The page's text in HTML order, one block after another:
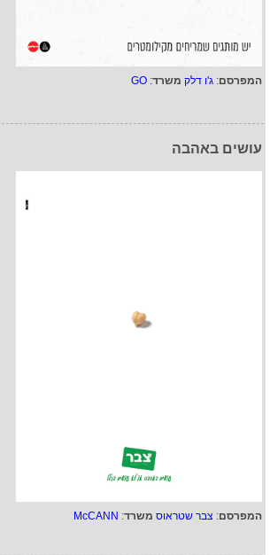
המפרסם: ג'ו דלק משרד:
GO
עושים באהבה
המפרסם: צבר שטראוס משרד:
McCANN